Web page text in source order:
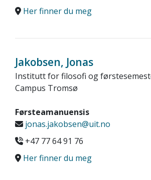
Her finner du meg
Jakobsen, Jonas
Institutt for filosofi og
Campus Tromsø
Førsteamanuensis
jonas.jakobsen@uit.no
+47 77 64 91 76
Her finner du meg